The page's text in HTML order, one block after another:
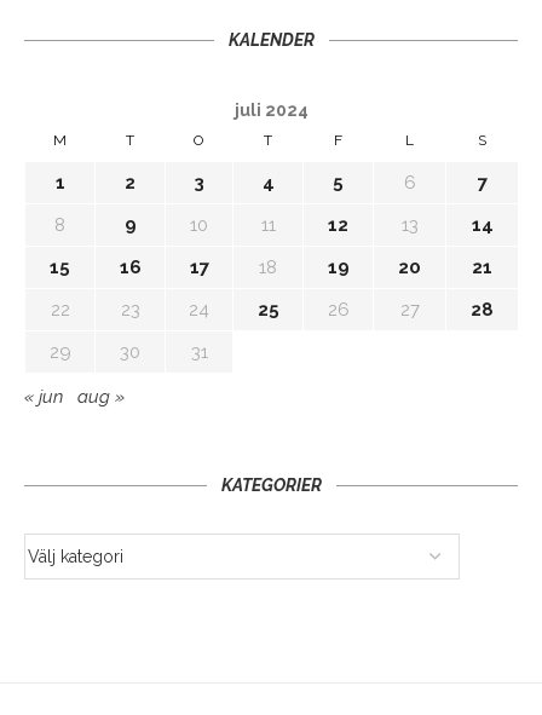
KALENDER
juli 2024
M T O T F L S
1 2 3 4 5 6
7
8
9 10 11 12 13
14
15
16 17 18 19 20
21
22
23 24 25 26 27
28
29
30 31
« jun aug »
KATEGORIER